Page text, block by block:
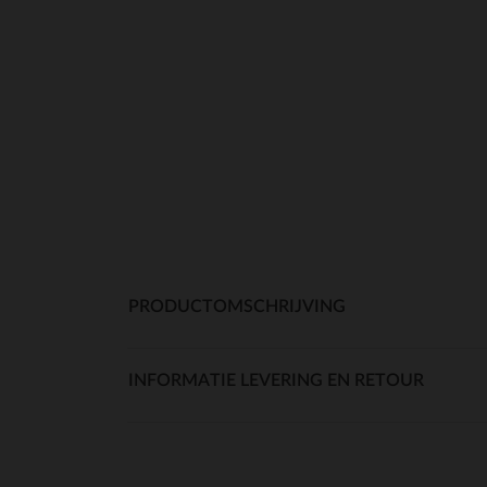
PRODUCTOMSCHRIJVING
INFORMATIE LEVERING EN RETOUR